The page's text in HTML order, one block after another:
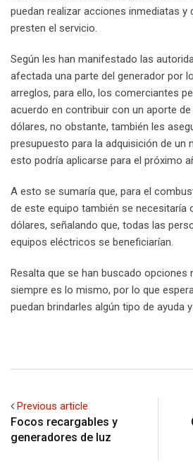
puedan realizar acciones inmediatas y
presten el servicio.
Según les han manifestado las
afectada una parte del generador por
arreglos, para ello, los comerciantes
acuerdo en contribuir con un aporte
dólares, no obstante, también les
presupuesto para la adquisición de un
esto podría aplicarse para el próximo
A esto se sumaría que, para el
de este equipo también se necesitaría
dólares, señalando que, todas las
equipos eléctricos se beneficiarían.
Resalta que se han buscado opciones
siempre es lo mismo, por lo que
puedan brindarles algún tipo de ayuda
Previous article
Focos recargables y
generadores de luz